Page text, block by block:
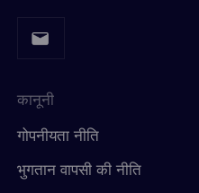
कानूनी
गोपनीयता नीति
भुगतान वापसी की नीति